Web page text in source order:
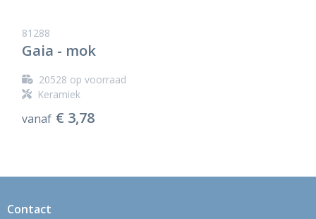
81288
Gaia - mok
20528 op voorraad
Keramiek
vanaf € 3,78
Contact